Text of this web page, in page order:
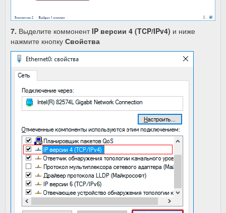
7. Выделите коммонент IP версии 4 (TCP/IPv4) и ниже
нажмите кнопку Свойства